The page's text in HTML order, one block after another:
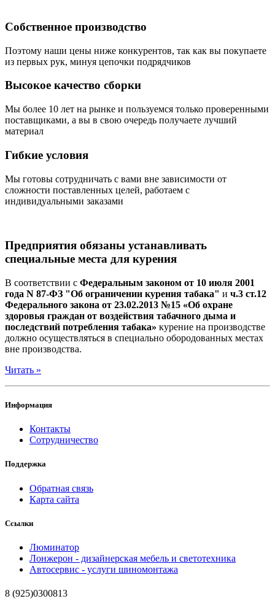
Собственное производство
Поэтому наши цены ниже конкурентов, так как вы покупаете
из первых рук, минуя цепочки подрядчиков
Высокое качество сборки
Мы более 10 лет на рынке и пользуемся только проверенными
поставщиками, а вы в свою очередь получаете лучший
материал
Гибкие условия
Мы готовы сотрудничать с вами вне зависимости от
сложности поставленных целей, работаем с
индивидуальными заказами
Предприятия обязаны устанавливать
специальные места для курения
В соответствии с Федеральным законом от 10 июля 2001
года N 87-ФЗ "Об ограничении курения табака" и ч.3 ст.12
Федерального закона от 23.02.2013 №15 «Об охране
здоровья граждан от воздействия табачного дыма и
последствий потребления табака» курение на производстве
должно осуществляться в специально обородованных местах
вне производства.
Читать »
Информация
Контакты
Сотрудничество
Поддержка
Обратная связь
Карта сайта
Ссылки
Люминатор
Лонжерон - дизайнерская мебель и светотехника
Автосервис - услуги шиномонтажа
8 (925)0300813